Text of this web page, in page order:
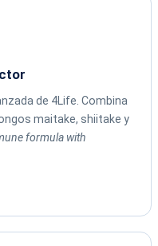
de 4Life. Combina
maitake, shiitake y
formula with